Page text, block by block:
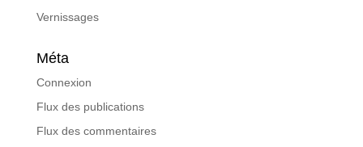
Vernissages
Méta
Connexion
Flux des publications
Flux des commentaires